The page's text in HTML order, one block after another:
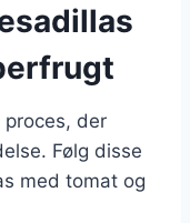
proces, der
Følg disse
med tomat og